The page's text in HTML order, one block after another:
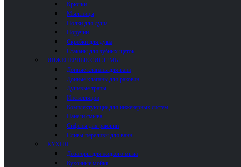
Крючки
Мыльницы
Полки для душа
Поручни
Скребки для душа
Стаканы для зубных щеток
ИНЖЕНЕРНЫЕ СИСТЕМЫ
Донные клапаны для ванн
Донные клапаны для раковин
Душевые трапы
Инсталляции
Комплектующие для инженерных систем
Панели смыва
Сифоны для раковин
Сливы-переливы для ванн
КУХНЯ
Дозаторы для жидкого мыла
Кухонные мойки